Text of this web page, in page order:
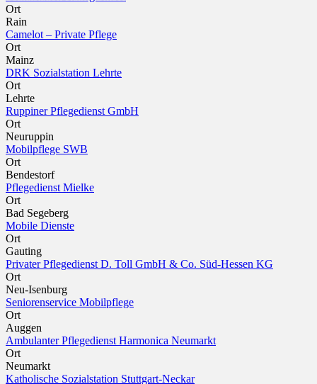
Ort
Rain
Camelot – Private Pflege
Ort
Mainz
DRK Sozialstation Lehrte
Ort
Lehrte
Ruppiner Pflegedienst GmbH
Ort
Neuruppin
Mobilpflege SWB
Ort
Bendestorf
Pflegedienst Mielke
Ort
Bad Segeberg
Mobile Dienste
Ort
Gauting
Privater Pflegedienst D. Toll GmbH & Co. Süd-Hessen KG
Ort
Neu-Isenburg
Seniorenservice Mobilpflege
Ort
Auggen
Ambulanter Pflegedienst Harmonica Neumarkt
Ort
Neumarkt
Katholische Sozialstation Stuttgart-Neckar